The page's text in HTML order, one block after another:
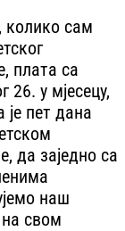
колико сам
плата са
у мјесецу,
пет дана
да заједно са
наш
на свом